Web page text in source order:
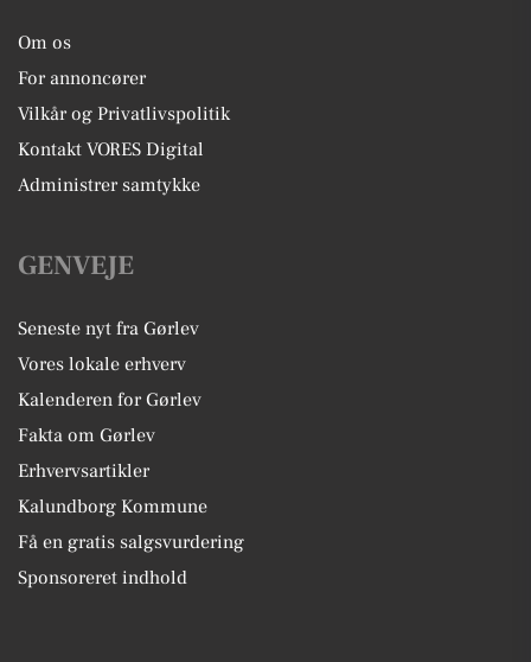
Om os
For annoncører
Vilkår og Privatlivspolitik
Kontakt VORES Digital
Administrer samtykke
GENVEJE
Seneste nyt fra Gørlev
Vores lokale erhverv
Kalenderen for Gørlev
Fakta om Gørlev
Erhvervsartikler
Kalundborg Kommune
Få en gratis salgsvurdering
Sponsoreret indhold